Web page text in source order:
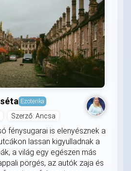
Ezoterika
Szerző: Ancsa
fénysugarai is elenyésznek a
lassan kigyulladnak a
a világ egy egészen más
pörgés, az autók zaja és